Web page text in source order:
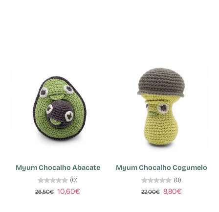
Myum Chocalho Abacate
(0)
26,50€ 10,60€
Myum Chocalho Cogumelo
(0)
22,00€ 8,80€